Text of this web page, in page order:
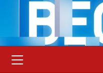
содержимому
меню